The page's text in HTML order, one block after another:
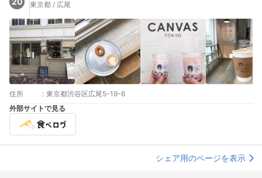
東京都 / 広尾
住所 : 東京都渋谷区広尾5-19-6
外部サイトで見る
シェア用のページを表示